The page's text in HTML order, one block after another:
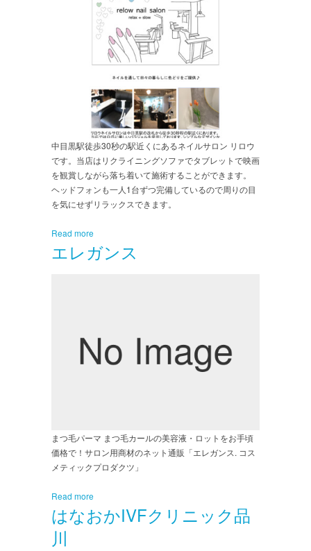
中目黒駅徒歩30秒の駅近くにあるネイルサロン リロウ
です。当店はリクライニングソファでタブレットで映画
を観賞しながら落ち着いて施術することができます。
ヘッドフォンも一人1台ずつ完備しているので周りの目
を気にせずリラックスできます。
Read more
エレガンス
まつ毛パーマ まつ毛カールの美容液・ロットをお手頃
価格で！サロン用商材のネット通販「エレガンス. コス
メティックプロダクツ」
Read more
はなおかIVFクリニック品
川